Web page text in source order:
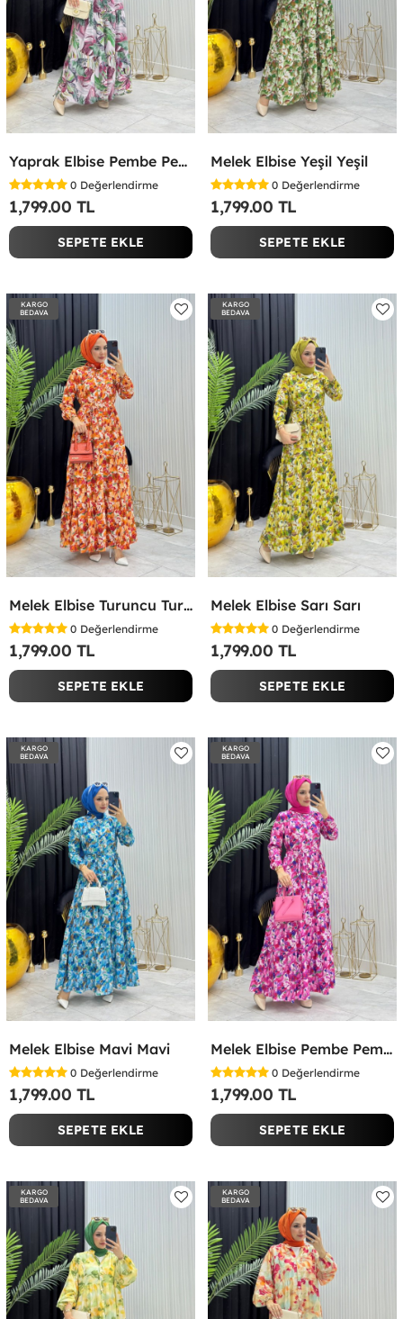
Yaprak Elbise Pembe Pembe
0 Değerlendirme
1,799.00 TL
SEPETE EKLE
Melek Elbise Yeşil Yeşil
0 Değerlendirme
1,799.00 TL
SEPETE EKLE
KARGO
BEDAVA
Melek Elbise Turuncu Turuncu
0 Değerlendirme
1,799.00 TL
SEPETE EKLE
KARGO
BEDAVA
Melek Elbise Sarı Sarı
0 Değerlendirme
1,799.00 TL
SEPETE EKLE
KARGO
BEDAVA
Melek Elbise Mavi Mavi
0 Değerlendirme
1,799.00 TL
SEPETE EKLE
KARGO
BEDAVA
Melek Elbise Pembe Pembe
0 Değerlendirme
1,799.00 TL
SEPETE EKLE
KARGO
BEDAVA
KARGO
BEDAVA